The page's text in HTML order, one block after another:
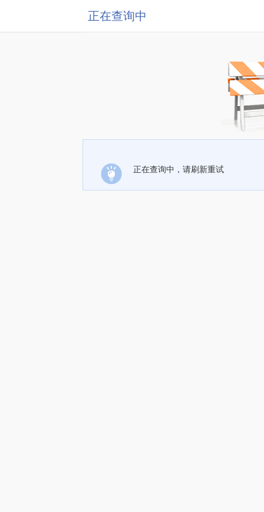
正在查询中
正在查询中，请刷新重试